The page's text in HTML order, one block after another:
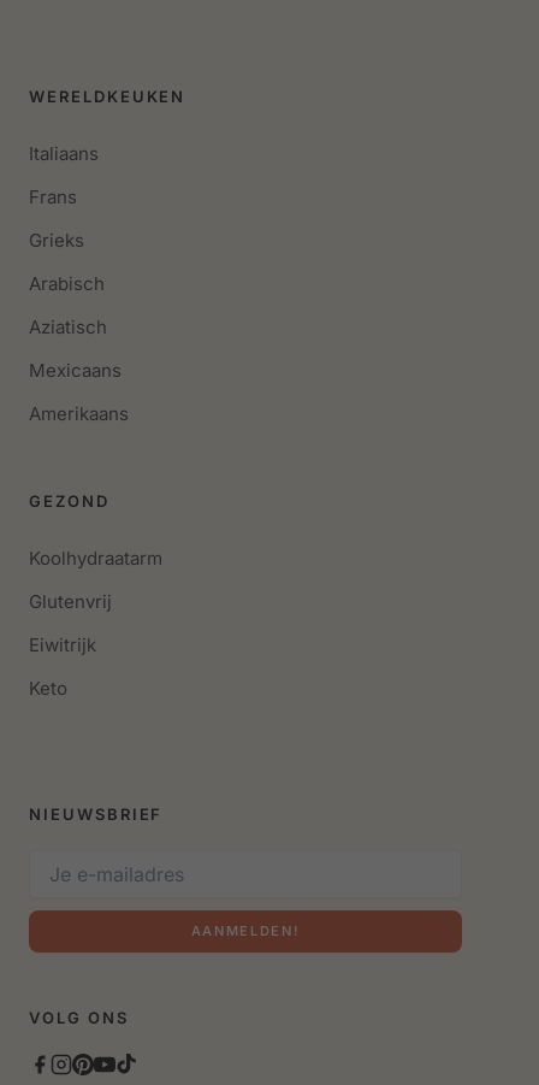
WERELDKEUKEN
Italiaans
Frans
Grieks
Arabisch
Aziatisch
Mexicaans
Amerikaans
GEZOND
Koolhydraatarm
Glutenvrij
Eiwitrijk
Keto
NIEUWSBRIEF
AANMELDEN!
VOLG ONS